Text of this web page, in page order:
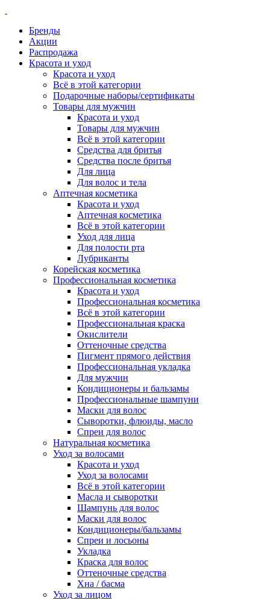
Бренды
Акции
Распродажа
Красота и уход
Красота и уход
Всё в этой категории
Подарочные наборы/сертификаты
Товары для мужчин
Красота и уход
Товары для мужчин
Всё в этой категории
Средства для бритья
Средства после бритья
Для лица
Для волос и тела
Аптечная косметика
Красота и уход
Аптечная косметика
Всё в этой категории
Уход для лица
Для полости рта
Лубриканты
Корейская косметика
Профессиональная косметика
Красота и уход
Профессиональная косметика
Всё в этой категории
Профессиональная краска
Окислители
Оттеночные средства
Пигмент прямого действия
Профессиональная укладка
Для мужчин
Кондиционеры и бальзамы
Профессиональные шампуни
Маски для волос
Сыворотки, флюиды, масло
Спреи для волос
Натуральная косметика
Уход за волосами
Красота и уход
Уход за волосами
Всё в этой категории
Масла и сыворотки
Шампунь для волос
Маски для волос
Кондиционеры/бальзамы
Спреи и лосьоны
Укладка
Краска для волос
Оттеночные средства
Хна / басма
Уход за лицом